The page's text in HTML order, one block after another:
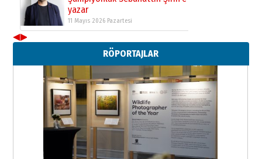
Neşat YALÇIN
Paranın Aile Kültüründeki Yeri
03 Ağustos 2026 Pazartesi
Yıldırım Gündoğdu
HAVVA’NIN ÜÇ KIZI
09 Temmuz 2026 Perşembe
Yusuf POLAT
Şampiyonluk Sebahattin Şirin’e
yazar
◀▶
RÖPORTAJLAR